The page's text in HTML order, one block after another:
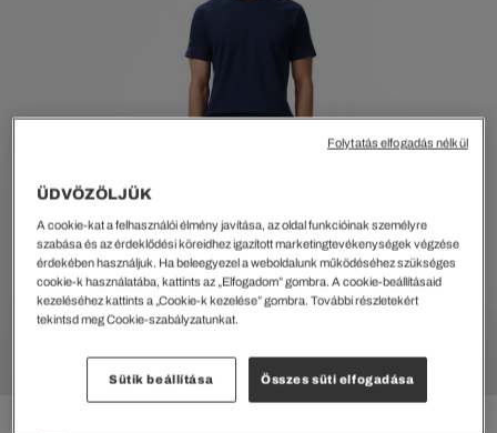
ÜDVÖZÖLJÜK
A cookie-kat a felhasználói élmény javítása, az oldal funkcióinak személyre
szabása és az érdeklődési köreidhez igazított marketingtevékenységek végzése
érdekében használjuk. Ha beleegyezel a weboldalunk működéséhez szükséges
cookie-k használatába, kattints az „Elfogadom” gombra. A cookie-beállításaid
kezeléséhez kattints a „Cookie-k kezelése” gombra. További részletekért
tekintsd meg Cookie-szabályzatunkat.
Sütik beállítása Összes süti elfogadása
Folytatás elfogadás nélkül